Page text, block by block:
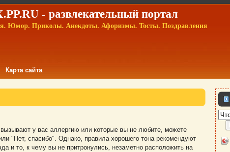
- развлекательный портал
Юмор. Приколы. Анекдоты. Афоризмы. Тосты. Поздравления
Карта сайта
у вас аллергию или которые вы не любите, можете
"Нет, спасибо". Однако, правила хорошего тона рекомендуют
и то, к чему вы не притронулись, незаметно расположить на